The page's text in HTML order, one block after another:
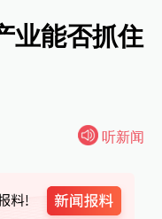
业能否抓住
听新闻